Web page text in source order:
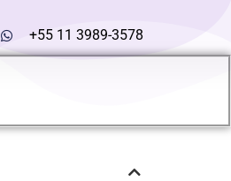
+55 11 3989-3578